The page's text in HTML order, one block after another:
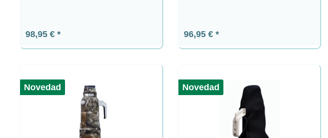
Precio normal:
98,95 € Precio normal:
96,95 €
Novedad Novedad